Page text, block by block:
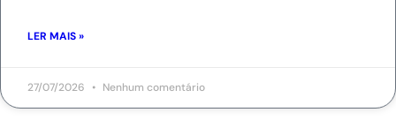
LER MAIS »
27/07/2026 Nenhum comentário